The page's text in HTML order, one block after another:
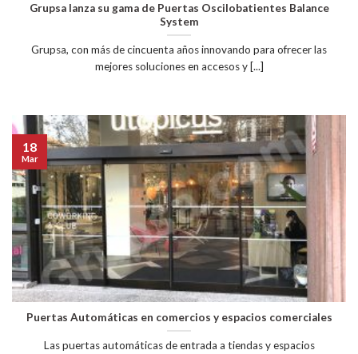
Grupsa lanza su gama de Puertas Oscilobatientes Balance
System
Grupsa, con más de cincuenta años innovando para ofrecer las
mejores soluciones en accesos y [...]
Puertas Automáticas en comercios y espacios comerciales
Las puertas automáticas de entrada a tiendas y espacios
18
Mar